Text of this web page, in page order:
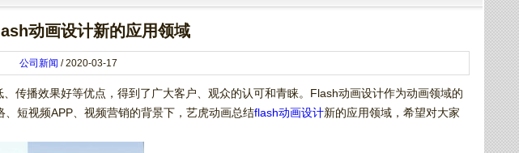
动画设计新的应用领域
公司新闻 / 2020-03-17
传播效果好等优点，得到了广大客户、观众的认可和青睐。Flash动画设计作为动画领域的
短视频APP、视频营销的背景下，艺虎动画总结flash动画设计新的应用领域，希望对大家